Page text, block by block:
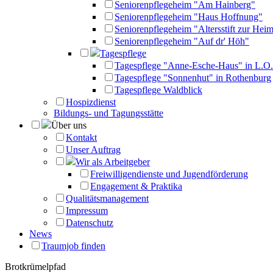
Seniorenpflegeheim "Am Hainberg"
Seniorenpflegeheim "Haus Hoffnung"
Seniorenpflegeheim "Altersstift zur
Seniorenpflegeheim "Auf dr' Höh"
Tagespflege
Tagespflege "Anne-Esche-Haus" in L.O.
Tagespflege "Sonnenhut" in Rothenburg
Tagespflege Waldblick
Hospizdienst
Bildungs- und Tagungsstätte
Über uns
Kontakt
Unser Auftrag
Wir als Arbeitgeber
Freiwilligendienste und Jugendförderung
Engagement & Praktika
Qualitätsmanagement
Impressum
Datenschutz
News
Traumjob finden
Brotkrümelpfad